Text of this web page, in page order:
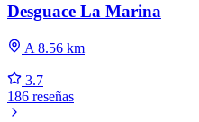
Desguace La Marina
A 8.56 km
3.7
186 reseñas